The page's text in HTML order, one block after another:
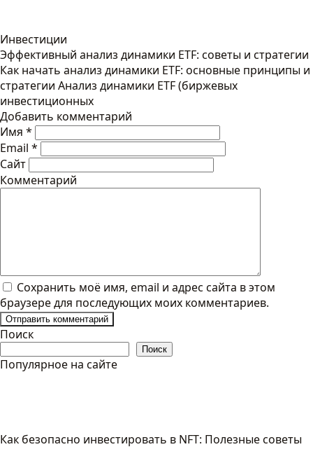
Инвестиции
Эффективный анализ динамики ETF: советы и стратегии
Как начать анализ динамики ETF: основные принципы и
стратегии Анализ динамики ETF (биржевых
инвестиционных
Добавить комментарий
Имя *
Email *
Сайт
Комментарий
Сохранить моё имя, email и адрес сайта в этом
браузере для последующих моих комментариев.
Поиск
Поиск
Популярное на сайте
Как безопасно инвестировать в NFT: Полезные советы